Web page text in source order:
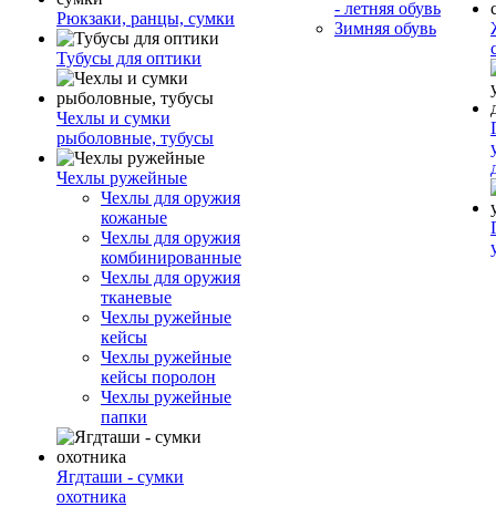
Рюкзаки, ранцы, сумки
Тубусы для оптики
Чехлы и сумки
рыболовные, тубусы
Чехлы ружейные
Чехлы для оружия
кожаные
Чехлы для оружия
комбинированные
Чехлы для оружия
тканевые
Чехлы ружейные
кейсы
Чехлы ружейные
кейсы поролон
Чехлы ружейные
папки
Ягдташи - сумки
охотника
- летняя обувь
Зимняя обувь